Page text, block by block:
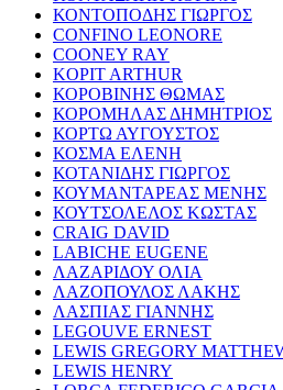
ΚΟΝΤΟΠΟΔΗΣ ΓΙΩΡΓΟΣ
CONFINO LEONORE
COONEY RAY
KOPIT ARTHUR
ΚΟΡΟΒΙΝΗΣ ΘΩΜΑΣ
ΚΟΡΟΜΗΛΑΣ ΔΗΜΗΤΡΙΟΣ
ΚΟΡΤΩ ΑΥΓΟΥΣΤΟΣ
ΚΟΣΜΑ ΕΛΕΝΗ
ΚΟΤΑΝΙΔΗΣ ΓΙΩΡΓΟΣ
ΚΟΥΜΑΝΤΑΡΕΑΣ ΜΕΝΗΣ
ΚΟΥΤΣΟΛΕΛΟΣ ΚΩΣΤΑΣ
CRAIG DAVID
LABICHE EUGENE
ΛΑΖΑΡΙΔΟΥ ΟΛΙΑ
ΛΑΖΟΠΟΥΛΟΣ ΛΑΚΗΣ
ΛΑΣΠΙΑΣ ΓΙΑΝΝΗΣ
LEGOUVE ERNEST
LEWIS GREGORY
LEWIS HENRY